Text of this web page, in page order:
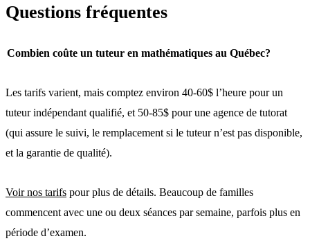
Questions fréquentes
Combien coûte un tuteur en mathématiques au Québec?
Les tarifs varient, mais comptez environ 40-60$ l’heure pour un
tuteur indépendant qualifié, et 50-85$ pour une agence de tutorat
(qui assure le suivi, le remplacement si le tuteur n’est pas disponible,
et la garantie de qualité).
Voir nos tarifs pour plus de détails. Beaucoup de familles
commencent avec une ou deux séances par semaine, parfois plus en
période d’examen.